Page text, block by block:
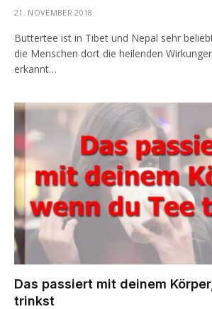
21. NOVEMBER 2018
Buttertee ist in Tibet und Nepal sehr
die Menschen dort die heilenden
erkannt…
Das passiert mit deinem
trinkst